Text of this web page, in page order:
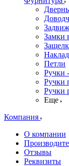
Замки
Петли
Ручки
Ручки
Ручки
Еще
Компания
О компании
Отзывы
Реквизиты